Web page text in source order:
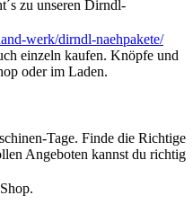
zu unseren Dirndl-
werk/dirndl-naehpakete/
einzeln kaufen. Knöpfe und
oder im Laden.
Tage. Finde die Richtige
Angeboten kannst du richtig